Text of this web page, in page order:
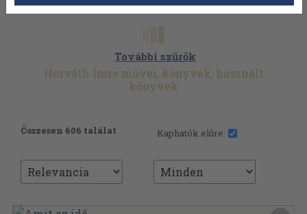
További szűrők
Horváth Imre művei, könyvek, használt
könyvek
Összesen 606 találat Kaphatók előre: